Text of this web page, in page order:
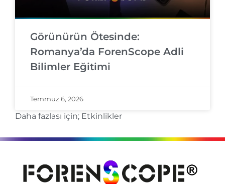
Görünürün Ötesinde:
Romanya’da ForenScope Adli
Bilimler Eğitimi
Temmuz 6, 2026
Daha fazlası için; Etkinlikler